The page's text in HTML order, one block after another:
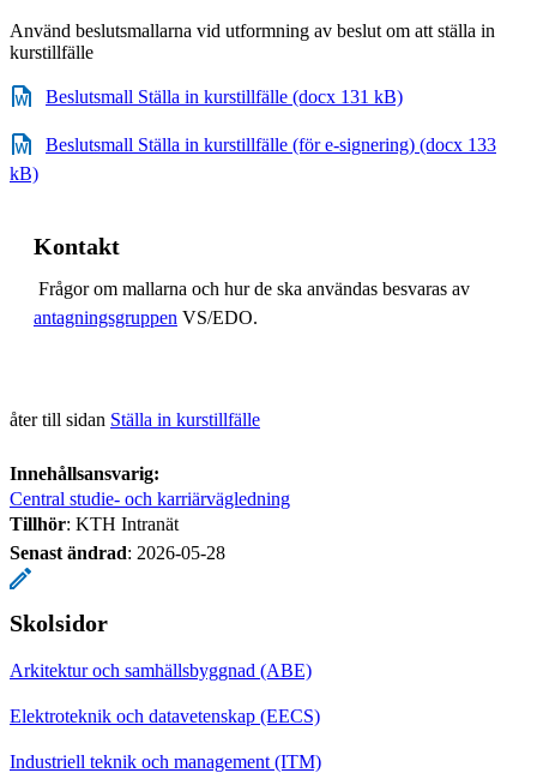
Använd beslutsmallarna vid utformning av beslut om att ställa in
kurstillfälle
Beslutsmall Ställa in kurstillfälle (docx 131 kB)
Beslutsmall Ställa in kurstillfälle (för e-signering) (docx 133
kB)
Kontakt
Frågor om mallarna och hur de ska användas besvaras av
antagningsgruppen VS/EDO.
åter till sidan Ställa in kurstillfälle
Innehållsansvarig:
Central studie- och karriärvägledning
Tillhör: KTH Intranät
Senast ändrad: 2026-05-28
Skolsidor
Arkitektur och samhällsbyggnad (ABE)
Elektroteknik och datavetenskap (EECS)
Industriell teknik och management (ITM)